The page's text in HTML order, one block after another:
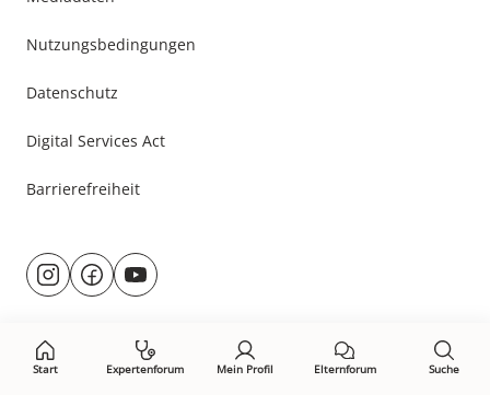
Start Expertenforum Mein Profil Elternforum Suche
Nutzungsbedingungen
Datenschutz
Digital Services Act
Barrierefreiheit
Besuche
uns@rund.ums.baby
facebook.com/rundumsbaby.de
youtube.com/@rundumsbaby_